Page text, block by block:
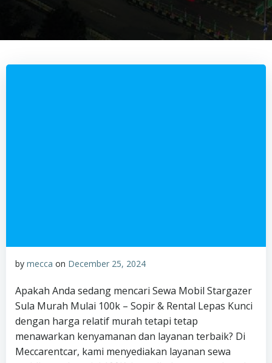
by mecca on December 25, 2024
Apakah Anda sedang mencari Sewa Mobil Stargazer
Sula Murah Mulai 100k – Sopir & Rental Lepas Kunci
dengan harga relatif murah tetapi tetap
menawarkan kenyamanan dan layanan terbaik? Di
Meccarentcar, kami menyediakan layanan sewa